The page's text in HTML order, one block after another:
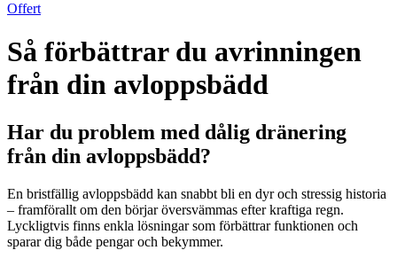
Offert
Så förbättrar du avrinningen
från din avloppsbädd
Har du problem med dålig dränering
från din avloppsbädd?
En bristfällig avloppsbädd kan snabbt bli en dyr och stressig historia
– framförallt om den börjar översvämmas efter kraftiga regn.
Lyckligtvis finns enkla lösningar som förbättrar funktionen och
sparar dig både pengar och bekymmer.